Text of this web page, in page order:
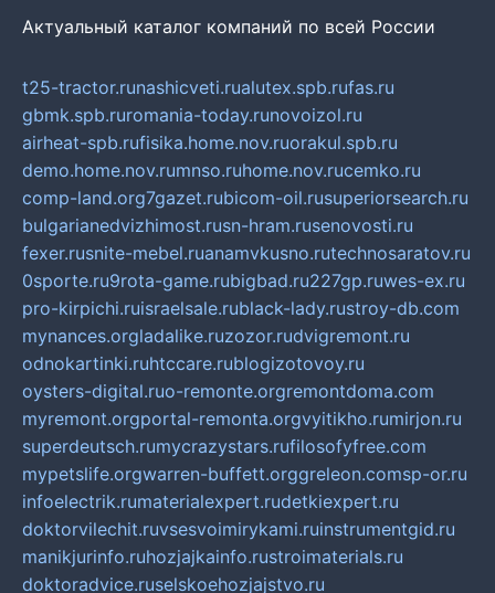
Актуальный каталог компаний по всей России
t25-tractor.runashicveti.rualutex.spb.rufas.ru
gbmk.spb.ruromania-today.runovoizol.ru
airheat-spb.rufisika.home.nov.ruorakul.spb.ru
demo.home.nov.rumnso.ruhome.nov.rucemko.ru
comp-land.org7gazet.rubicom-oil.rusuperiorsearch.ru
bulgarianedvizhimost.rusn-hram.rusenovosti.ru
fexer.rusnite-mebel.ruanamvkusno.rutechnosaratov.ru
0sporte.ru9rota-game.rubigbad.ru227gp.ruwes-ex.ru
pro-kirpichi.ruisraelsale.rublack-lady.rustroy-db.com
mynances.orgladalike.ruzozor.rudvigremont.ru
odnokartinki.ruhtccare.rublogizotovoy.ru
oysters-digital.ruo-remonte.orgremontdoma.com
myremont.orgportal-remonta.orgvyitikho.rumirjon.ru
superdeutsch.rumycrazystars.rufilosofyfree.com
mypetslife.orgwarren-buffett.orggreleon.comsp-or.ru
infoelectrik.rumaterialexpert.rudetkiexpert.ru
doktorvilechit.ruvsesvoimirykami.ruinstrumentgid.ru
manikjurinfo.ruhozjajkainfo.rustroimaterials.ru
doktoradvice.ruselskoehozjajstvo.ru